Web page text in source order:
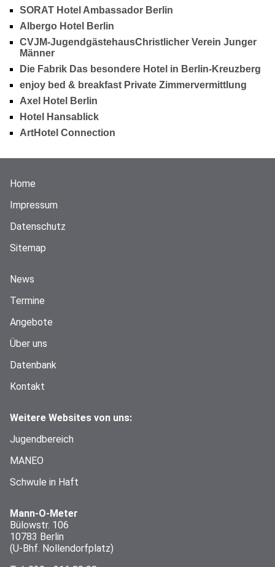
SORAT Hotel Ambassador Berlin
Albergo Hotel Berlin
CVJM-JugendgästehausChristlicher Verein Junger
Männer
Die Fabrik Das besondere Hotel in Berlin-Kreuzberg
enjoy bed & breakfast Private Zimmervermittlung
Axel Hotel Berlin
Hotel Hansablick
ArtHotel Connection
Home
Impressum
Datenschutz
Sitemap
News
Termine
Angebote
Über uns
Datenbank
Kontakt
Weitere Websites von uns:
Jugendbereich
MANEO
Schwule in Haft
Mann-O-Meter
Bülowstr. 106
10783 Berlin
(U-Bhf. Nollendorfplatz)